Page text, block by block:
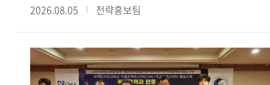
있었음을 확인함으로써 생태접경의 관점에서 당대의 국가와
공간, 인간의 관계를 새롭게 생각해 보는 기회가 됐다.
협력 확대 방안을 논의했다.이번 면담에서 아퀴노 비말
차관보는 인도 정부가 최근 대학과 연구기관을 중심으로 극지
연구를 적극 장려하고 있다며, 우리 대학 극지연구센터와의
연구 협력 필요성을 강조했다. 또한 인도 극지 연구 분야의 주요
대학 및 연구기관과 우리 대학 극지연구센터를 연결해 양국
2026.08.05 전략홍보팀